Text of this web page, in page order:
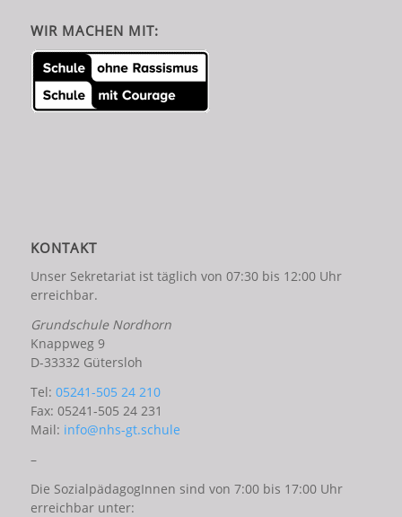
WIR MACHEN MIT:
KONTAKT
Unser Sekretariat ist täglich von 07:30 bis 12:00 Uhr
erreichbar.
Grundschule Nordhorn
Knappweg 9
D-33332 Gütersloh
Tel: 05241-505 24 210
Fax: 05241-505 24 231
Mail: info@nhs-gt.schule
–
Die SozialpädagogInnen sind von 7:00 bis 17:00 Uhr
erreichbar unter: